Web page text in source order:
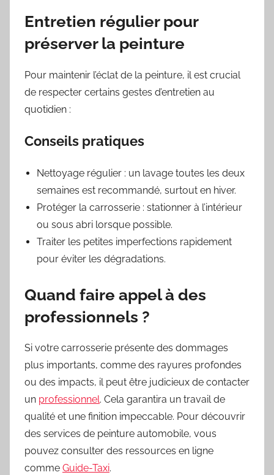
Entretien régulier pour
préserver la peinture
Pour maintenir l’éclat de la peinture, il est crucial
de respecter certains gestes d’entretien au
quotidien :
Conseils pratiques
Nettoyage régulier : un lavage toutes les deux
semaines est recommandé, surtout en hiver.
Protéger la carrosserie : stationner à l’intérieur
ou sous abri lorsque possible.
Traiter les petites imperfections rapidement
pour éviter les dégradations.
Quand faire appel à des
professionnels ?
Si votre carrosserie présente des dommages
plus importants, comme des rayures profondes
ou des impacts, il peut être judicieux de contacter
un professionnel. Cela garantira un travail de
qualité et une finition impeccable. Pour découvrir
des services de peinture automobile, vous
pouvez consulter des ressources en ligne
comme Guide-Taxi.